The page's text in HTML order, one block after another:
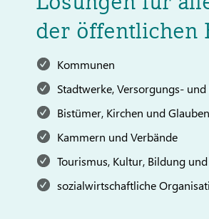
der öffentlichen
Kommunen
Stadtwerke, Versorgungs-
Bistümer, Kirchen und
Kammern und Verbände
Tourismus, Kultur, Bildung
sozialwirtschaftliche